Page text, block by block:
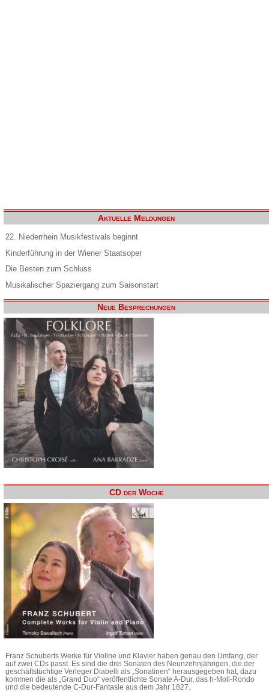
Aktuelle Meldungen
22. Niederrhein Musikfestivals beginnt
Kinderführung in der Wiener Staatsoper
Die Besten zum Schluss
Musikalischer Spaziergang zum Saisonstart
Neue Besprechungen
CD der Woche
Franz Schuberts Werke für Violine und Klavier haben genau den Umfang, der
auf zwei CDs passt. Es sind die drei Sonaten des Neunzehnjährigen, die der
geschäftstüchtige Verleger Diabelli als „Sonatinen“ herausgegeben hat, dazu
kommen die als „Grand Duo“ veröffentlichte Sonate A-Dur, das h-Moll-Rondo
und die bedeutende C-Dur-Fantasie aus dem Jahr 1827.